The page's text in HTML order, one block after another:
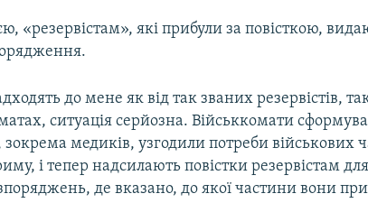
«резервістам», які прибули за повісткою,
до мене як від так званих резервістів, так
ситуація серйозна. Військкомати
зокрема медиків, узгодили потреби військових
і тепер надсилають повістки резервістам
де вказано, до якої частини вони